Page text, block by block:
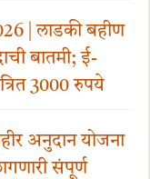
| लाडकी बहीण
बातमी; ई-
3000 रुपये
अनुदान योजना
संपूर्ण